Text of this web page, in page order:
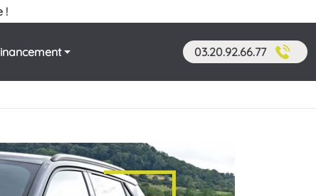
!
03.20.92.66.77